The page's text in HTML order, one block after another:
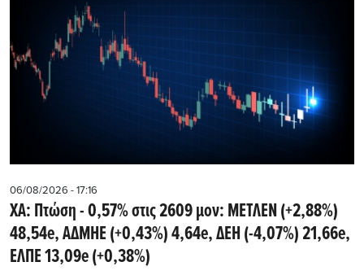
06/08/2026 - 17:16
ΧΑ: Πτώση - 0,57% στις 2609 μον: ΜΕΤΛΕΝ (+2,88%)
48,54e, ΑΔΜΗΕ (+0,43%) 4,64e, ΔΕΗ (-4,07%) 21,66e,
ΕΛΠΕ 13,09e (+0,38%)